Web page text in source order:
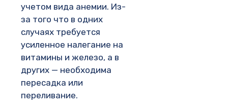
учетом вида анемии. Из-
за того что в одних
случаях требуется
усиленное налегание на
витамины и железо, а в
других — необходима
пересадка или
переливание.